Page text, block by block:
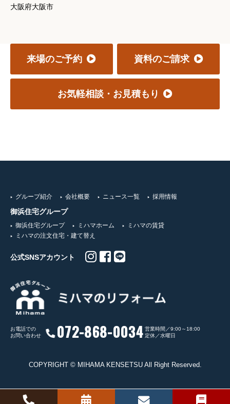
大阪府大阪市
来場のご予約
お気軽相談・お見積もり
資料のご請求
グループ紹介 会社概要 ニュース一覧 採用情報
御浜住宅グループ
御浜住宅グループ ミハマホーム
ミハマの賃貸
ミハマの注文住宅・建て替え
公式SNSアカウント
お電話での
お問い合わせ
072-868-0034 営業時間／9:00～18:00
定休／水曜日
COPYRIGHT © MIHAMA KENSETSU All Right Reserved.